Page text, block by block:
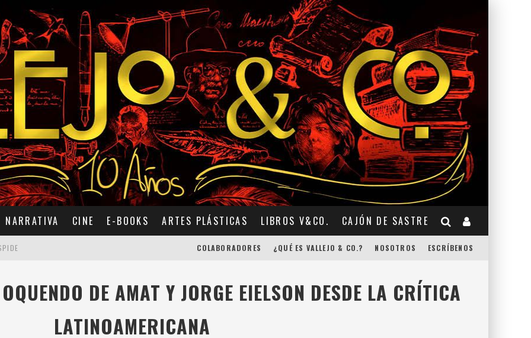
NARRATIVA CINE E-BOOKS ARTES PLÁSTICAS LIBROS V&CO. CAJÓN DE SASTRE
(2025), DE ROMINA SILMAN
COLABORADORES ¿QUÉ ES VALLEJO & CO.? NOSOTROS ESCRÍBENOS
DE AMAT Y JORGE EIELSON DESDE LA CRÍTICA
LATINOAMERICANA